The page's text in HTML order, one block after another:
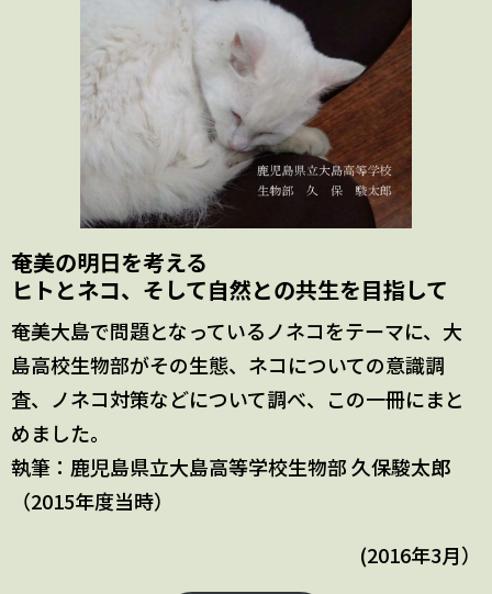
奄美の明日を考える
ヒトとネコ、そして自然との共生を目指して
奄美大島で問題となっているノネコをテーマに、大
島高校生物部がその生態、ネコについての意識調
査、ノネコ対策などについて調べ、この一冊にまと
めました。
執筆：鹿児島県立大島高等学校生物部 久保駿太郎
（2015年度当時）
(2016年3月）